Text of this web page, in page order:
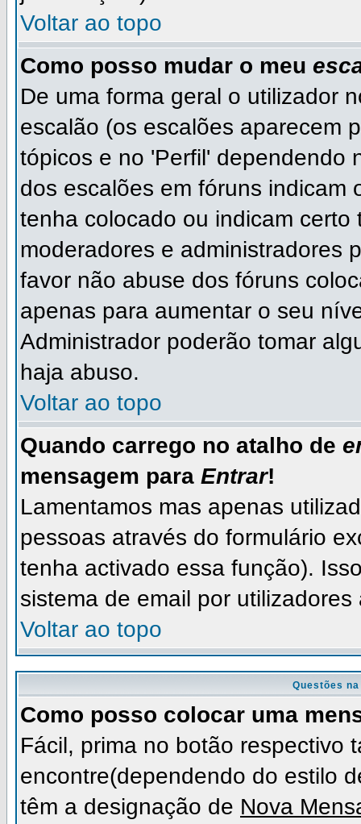
Voltar ao topo
Como posso mudar o meu
De uma forma geral o utilizador
escalão (os escalões aparecem
tópicos e no 'Perfil' dependendo
dos escalões em fóruns indicam
tenha colocado ou indicam
moderadores e administradores
favor não abuse dos fóruns
apenas para aumentar o seu
Administrador poderão tomar
haja abuso.
Voltar ao topo
Quando carrego no atalho de
mensagem para Entrar!
Lamentamos mas apenas
pessoas através do formulário
tenha activado essa função).
sistema de email por utilizadores
Voltar ao topo
Questões
Como posso colocar uma
Fácil, prima no botão respectivo
encontre(dependendo do estilo
têm a designação de Nova